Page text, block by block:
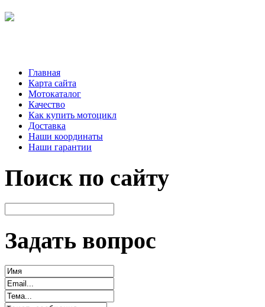
Главная
Карта сайта
Мотокаталог
Качество
Как купить мотоцикл
Доставка
Наши координаты
Наши гарантии
Поиск по сайту
Задать вопрос